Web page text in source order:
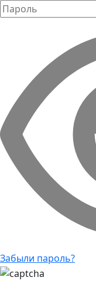
Забыли пароль?